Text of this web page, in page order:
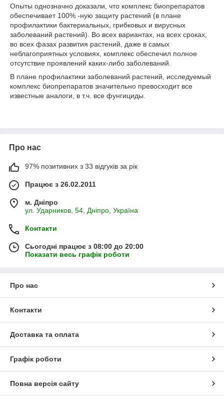
Опыты однозначно доказали, что комплекс биопрепаратов
обеспечивает 100% -ную защиту растений (в плане
профилактики бактериальных, грибковых и вирусных
заболеваний растений). Во всех вариантах, на всех сроках,
во всех фазах развития растений, даже в самых
неблагоприятных условиях, комплекс обеспечил полное
отсутствие проявлений каких-либо заболеваний.
В плане профилактики заболеваний растений, исследуемый
комплекс биопрепаратов значительно превосходит все
известные аналоги, в т.ч. все фунгициды.
Про нас
97% позитивних з 33 відгуків за рік
Працює з 26.02.2011
м. Дніпро
ул. Ударников, 54, Дніпро, Україна
Контакти
Сьогодні працює з 08:00 до 20:00
Показати весь графік роботи
Про нас
Контакти
Доставка та оплата
Графік роботи
Повна версія сайту